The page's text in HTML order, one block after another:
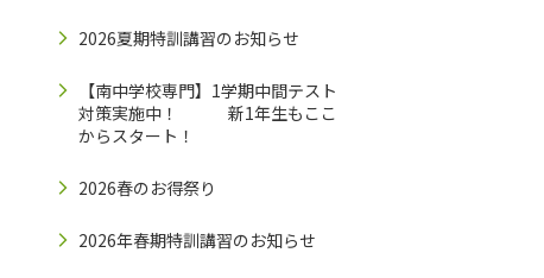
2026夏期特訓講習のお知らせ
【南中学校専門】1学期中間テスト
対策実施中！ 新1年生もここ
からスタート！
2026春のお得祭り
2026年春期特訓講習のお知らせ